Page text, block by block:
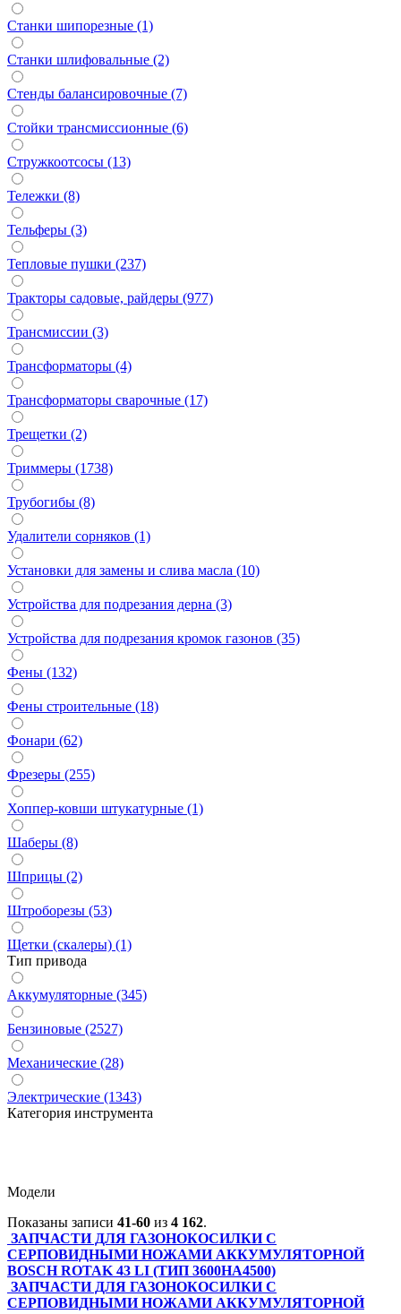
Станки шипорезные (1)
Станки шлифовальные (2)
Стенды балансировочные (7)
Стойки трансмиссионные (6)
Стружкоотсосы (13)
Тележки (8)
Тельферы (3)
Тепловые пушки (237)
Тракторы садовые, райдеры (977)
Трансмиссии (3)
Трансформаторы (4)
Трансформаторы сварочные (17)
Трещетки (2)
Триммеры (1738)
Трубогибы (8)
Удалители сорняков (1)
Установки для замены и слива масла (10)
Устройства для подрезания дерна (3)
Устройства для подрезания кромок газонов (35)
Фены (132)
Фены строительные (18)
Фонари (62)
Фрезеры (255)
Хоппер-ковши штукатурные (1)
Шаберы (8)
Шприцы (2)
Штроборезы (53)
Щетки (скалеры) (1)
Тип привода
Аккумуляторные (345)
Бензиновые (2527)
Механические (28)
Электрические (1343)
Категория инструмента
Модели
Показаны записи 41-60 из 4 162.
ЗАПЧАСТИ ДЛЯ ГАЗОНОКОСИЛКИ С
СЕРПОВИДНЫМИ НОЖАМИ АККУМУЛЯТОРНОЙ
BOSCH ROTAK 43 LI (ТИП 3600HA4500)
ЗАПЧАСТИ ДЛЯ ГАЗОНОКОСИЛКИ С
СЕРПОВИДНЫМИ НОЖАМИ АККУМУЛЯТОРНОЙ